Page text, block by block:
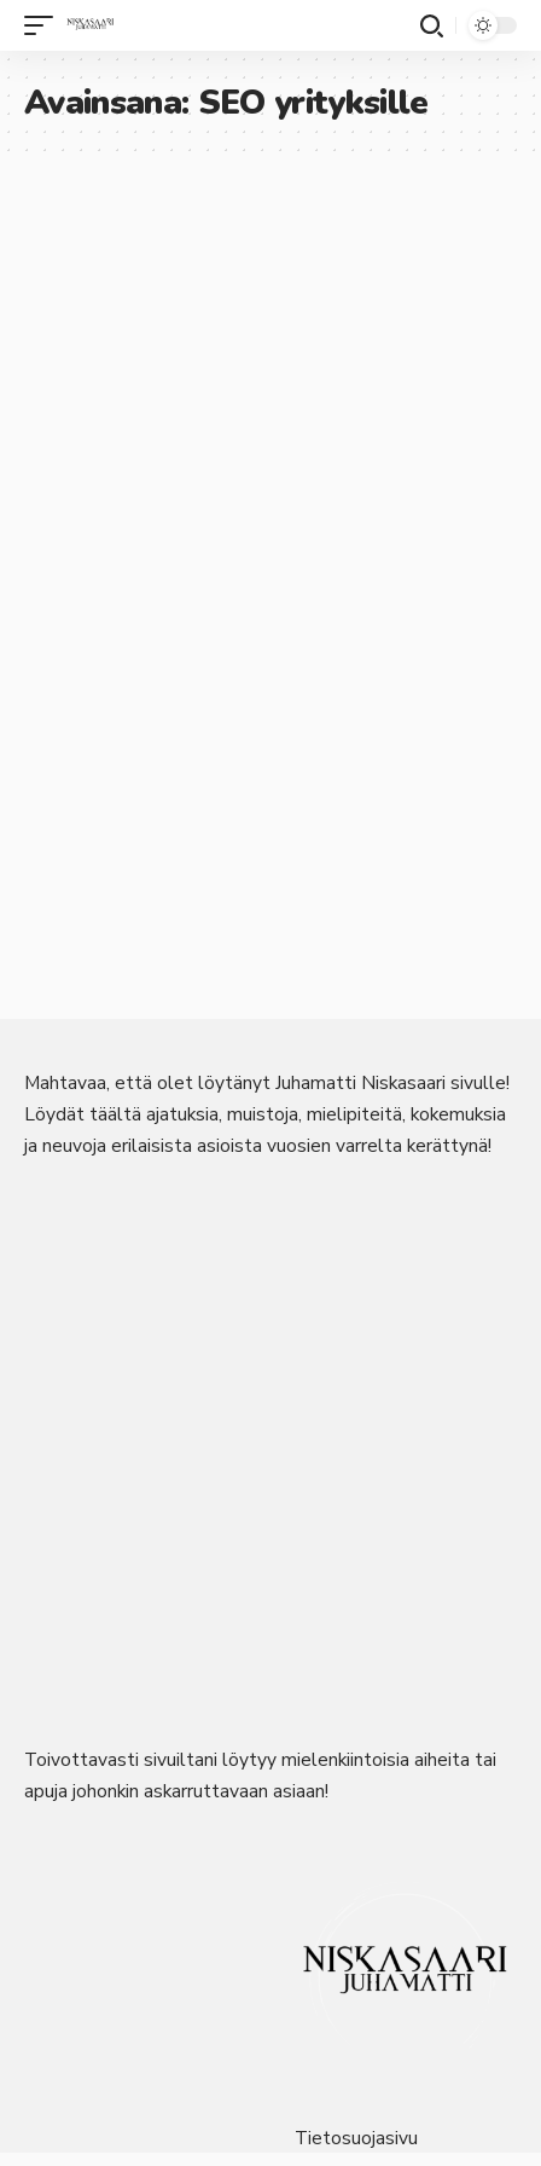
Avainsana:SEO yrityksille
Mahtavaa, että olet löytänyt Juhamatti Niskasaari sivulle!
Löydät täältä ajatuksia, muistoja, mielipiteitä, kokemuksia
ja neuvoja erilaisista asioista vuosien varrelta kerättynä!
Toivottavasti sivuiltani löytyy mielenkiintoisia aiheita tai
apuja johonkin askarruttavaan asiaan!
Tietosuojasivu